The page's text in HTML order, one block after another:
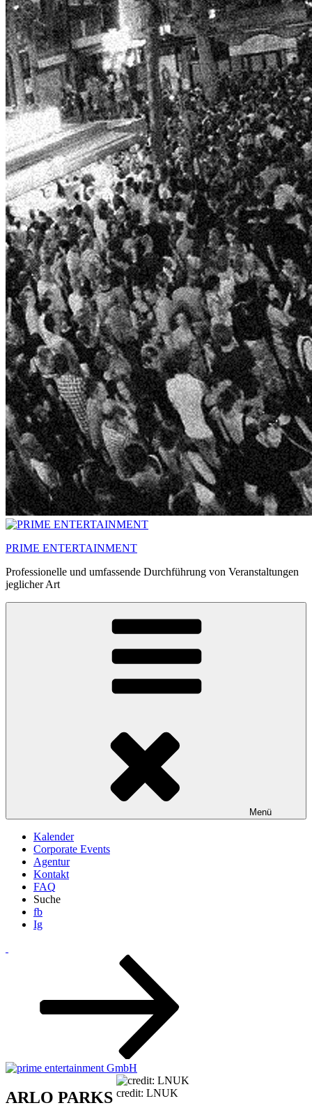
PRIME ENTERTAINMENT
Professionelle und umfassende Durchführung von Veranstaltungen
jeglicher Art
Menü
Kalender
Corporate Events
Agentur
Kontakt
FAQ
Suche
fb
Ig
ARLO PARKS credit: LNUK